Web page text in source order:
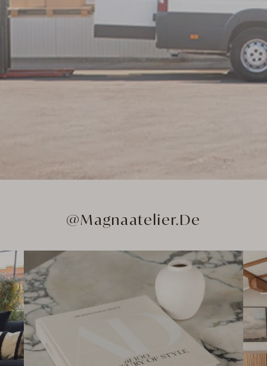
@Magnaatelier.de